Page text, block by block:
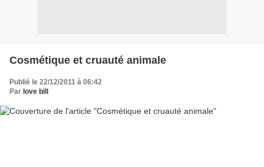
Cosmétique et cruauté animale
Publié le 22/12/2011 à 06:42
Par love bill